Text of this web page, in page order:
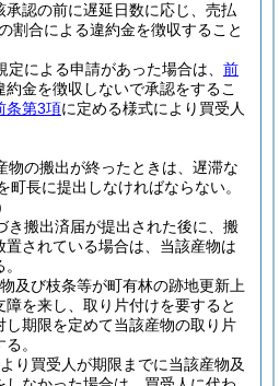
認の前に遅延日数に応じ、売払
割合による違約金を徴収すること
定による申請があった場合は、 前
金を徴収しないで承認をするこ
条第3項に定める様式により買受人
物の搬出が終ったときは、遅滞な
町長に提出しなければならない。
き搬出済届が提出された後に、搬
されている場合は、当該産物は
及び枝条等が町有林の跡地更新上
を来し、取り片付けを要すると
し期限を定めて当該産物の取り片
。
り買受人が期限までに当該産物及